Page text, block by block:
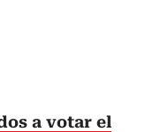
a votar el